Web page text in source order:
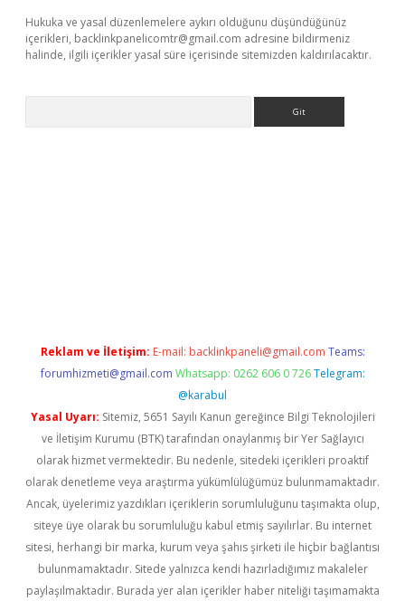
Hukuka ve yasal düzenlemelere aykırı olduğunu düşündüğünüz
içerikleri, backlinkpanelicomtr@gmail.com adresine bildirmeniz
halinde, ilgili içerikler yasal süre içerisinde sitemizden kaldırılacaktır.
Reklam ve İletişim: E-mail: backlinkpaneli@gmail.com Teams:
forumhizmeti@gmail.com Whatsapp: 0262 606 0 726 Telegram:
@karabul
Yasal Uyarı: Sitemiz, 5651 Sayılı Kanun gereğince Bilgi Teknolojileri
ve İletişim Kurumu (BTK) tarafından onaylanmış bir Yer Sağlayıcı
olarak hizmet vermektedir. Bu nedenle, sitedeki içerikleri proaktif
olarak denetleme veya araştırma yükümlülüğümüz bulunmamaktadır.
Ancak, üyelerimiz yazdıkları içeriklerin sorumluluğunu taşımakta olup,
siteye üye olarak bu sorumluluğu kabul etmiş sayılırlar. Bu internet
sitesi, herhangi bir marka, kurum veya şahıs şirketi ile hiçbir bağlantısı
bulunmamaktadır. Sitede yalnızca kendi hazırladığımız makaleler
paylaşılmaktadır. Burada yer alan içerikler haber niteliği taşımamakta